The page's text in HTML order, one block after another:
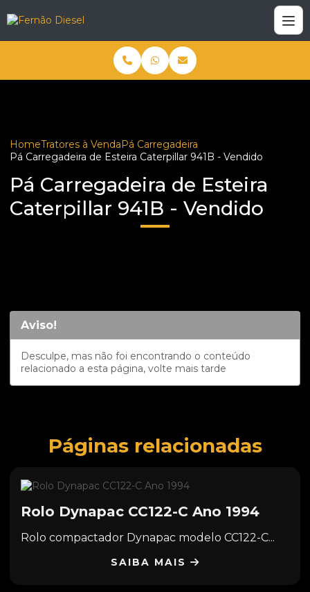
HomeTratores à VendaPá Carregadeira
Pá Carregadeira de Esteira Caterpillar 941B - Vendido
Pá Carregadeira de Esteira
Caterpillar 941B - Vendido
Aviso!
Desculpe, mas não foi encontrando o conteúdo
relacionado a esta página, volte mais tarde
Páginas relacionadas
Rolo Dynapac CC122-C Ano 1994
Rolo compactador Dynapac modelo CC122-C...
SAIBA MAIS